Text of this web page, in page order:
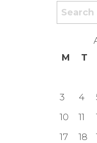
Search
for:
M
T
3
4
10
11
17
18